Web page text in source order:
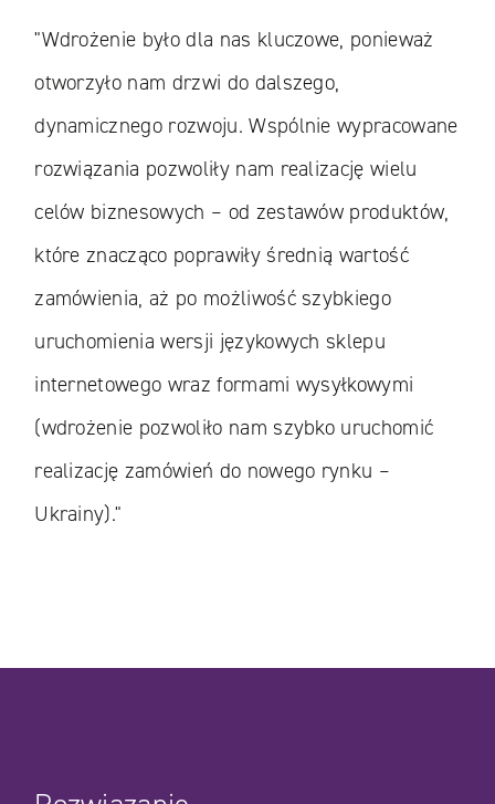
"Wdrożenie było dla nas kluczowe, ponieważ
otworzyło nam drzwi do dalszego,
dynamicznego rozwoju. Wspólnie wypracowane
rozwiązania pozwoliły nam realizację wielu
celów biznesowych – od zestawów produktów,
które znacząco poprawiły średnią wartość
zamówienia, aż po możliwość szybkiego
uruchomienia wersji językowych sklepu
internetowego wraz formami wysyłkowymi
(wdrożenie pozwoliło nam szybko uruchomić
realizację zamówień do nowego rynku –
Ukrainy)."